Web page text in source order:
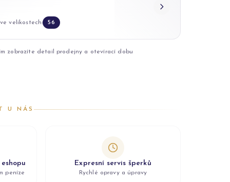
velikostech: 56
zobrazíte detail prodejny a otevírací dobu
U NÁS
peníze
Expresní servis šperků
Rychlé opravy a úpravy